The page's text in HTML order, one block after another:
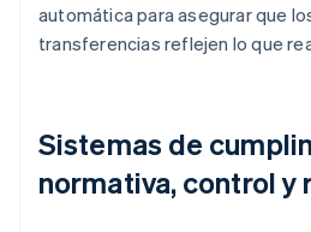
automática para asegurar que
transferencias reflejen lo que
Sistemas de
normativa, control y